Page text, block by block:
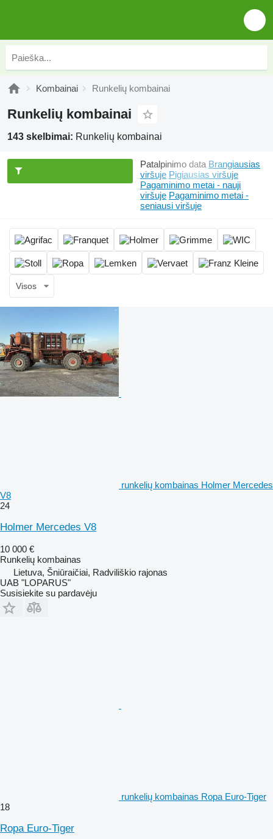
Kombainai Runkelių kombainai
Runkelių kombainai
143 skelbimai: Runkelių kombainai
Patalpinimo data Brangiausias
viršuje Pigiausias viršuje
Pagaminimo metai - nauji
viršuje Pagaminimo metai -
seniausi viršuje
Visos
runkelių kombainas Holmer Mercedes
V8
24
Holmer Mercedes V8
10 000 €
Runkelių kombainas
Lietuva, Šniūraičiai, Radviliškio rajonas
UAB "LOPARUS"
Susisiekite su pardavėju
runkelių kombainas Ropa Euro-Tiger
18
Ropa Euro-Tiger